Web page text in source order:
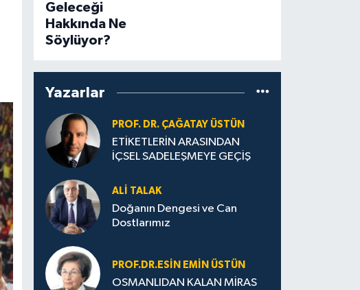
Geleceği
Hakkında Ne
Söylüyor?
Yazarlar
PROF. DR. ÇAĞATAY ÜSTÜN
ETİKETLERİN ARASINDAN
İÇSEL SADELEŞMEYE GEÇİŞ
ALI TALAK
Doğanın Dengesi ve Can
Dostlarımız
PROF.DR.ESIN EMIN ÜSTÜN
OSMANLIDAN KALAN MİRAS